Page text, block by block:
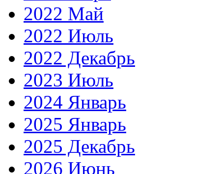
2022 Май
2022 Июль
2022 Декабрь
2023 Июль
2024 Январь
2025 Январь
2025 Декабрь
2026 Июнь